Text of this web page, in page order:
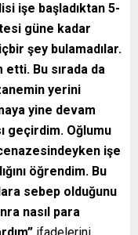
işe başladıktan 5-
güne kadar
şey bulamadılar.
etti. Bu sırada da
yerini
yine devam
geçirdim. Oğlumu
işe
öğrendim. Bu
sebep olduğunu
nasıl para
ifadelerini